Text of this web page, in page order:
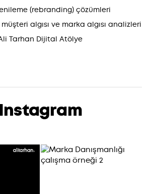
(rebranding) çözümleri
algısı ve marka algısı analizleri
Tarhan Dijital Atölye
Instagram